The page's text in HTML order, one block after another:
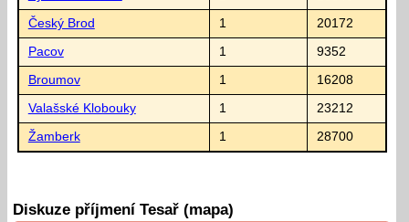
Český Brod 1 20172
Pacov 1 9352
Broumov 1 16208
Valašské Klobouky 1 23212
Žamberk 1 28700
Diskuze příjmení Tesař (mapa)